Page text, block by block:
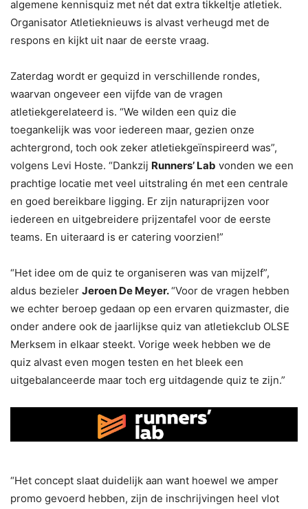
algemene kennisquiz met nét dat extra tikkeltje atletiek.
Organisator Atletieknieuws is alvast verheugd met de
respons en kijkt uit naar de eerste vraag.
Zaterdag wordt er gequizd in verschillende rondes,
waarvan ongeveer een vijfde van de vragen
atletiekgerelateerd is. “We wilden een quiz die
toegankelijk was voor iedereen maar, gezien onze
achtergrond, toch ook zeker atletiekgeïnspireerd was”,
volgens Levi Hoste. “Dankzij Runners’ Lab vonden we een
prachtige locatie met veel uitstraling én met een centrale
en goed bereikbare ligging. Er zijn naturaprijzen voor
iedereen en uitgebreidere prijzentafel voor de eerste
teams. En uiteraard is er catering voorzien!”
“Het idee om de quiz te organiseren was van mijzelf”,
aldus bezieler Jeroen De Meyer.“Voor de vragen hebben
we echter beroep gedaan op een ervaren quizmaster, die
onder andere ook de jaarlijkse quiz van atletiekclub OLSE
Merksem in elkaar steekt. Vorige week hebben we de
quiz alvast even mogen testen en het bleek een
uitgebalanceerde maar toch erg uitdagende quiz te zijn.”
“Het concept slaat duidelijk aan want hoewel we amper
promo gevoerd hebben, zijn de inschrijvingen heel vlot